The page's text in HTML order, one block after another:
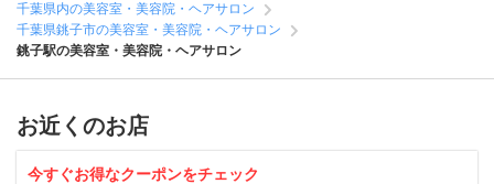
千葉県内の美容室・美容院・ヘアサロン
千葉県銚子市の美容室・美容院・ヘアサロン
銚子駅の美容室・美容院・ヘアサロン
お近くのお店
今すぐお得なクーポンをチェック